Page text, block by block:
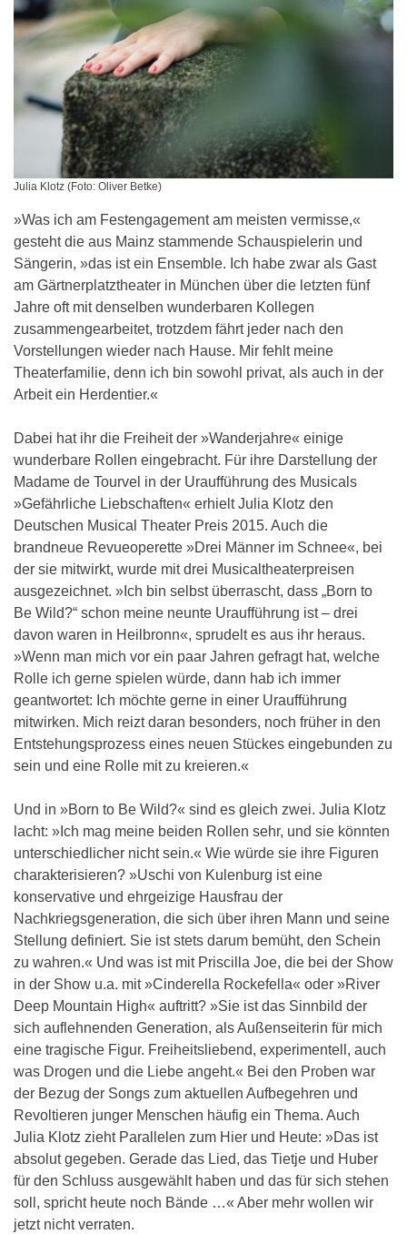
Julia Klotz (Foto: Oliver Betke)
»Was ich am Festengagement am meisten vermisse,«
gesteht die aus Mainz stammende Schauspielerin und
Sängerin, »das ist ein Ensemble. Ich habe zwar als Gast
am Gärtnerplatztheater in München über die letzten fünf
Jahre oft mit denselben wunderbaren Kollegen
zusammengearbeitet, trotzdem fährt jeder nach den
Vorstellungen wieder nach Hause. Mir fehlt meine
Theaterfamilie, denn ich bin sowohl privat, als auch in der
Arbeit ein Herdentier.«
Dabei hat ihr die Freiheit der »Wanderjahre« einige
wunderbare Rollen eingebracht. Für ihre Darstellung der
Madame de Tourvel in der Uraufführung des Musicals
»Gefährliche Liebschaften« erhielt Julia Klotz den
Deutschen Musical Theater Preis 2015. Auch die
brandneue Revueoperette »Drei Männer im Schnee«, bei
der sie mitwirkt, wurde mit drei Musicaltheaterpreisen
ausgezeichnet. »Ich bin selbst überrascht, dass „Born to
Be Wild?“ schon meine neunte Uraufführung ist – drei
davon waren in Heilbronn«, sprudelt es aus ihr heraus.
»Wenn man mich vor ein paar Jahren gefragt hat, welche
Rolle ich gerne spielen würde, dann hab ich immer
geantwortet: Ich möchte gerne in einer Uraufführung
mitwirken. Mich reizt daran besonders, noch früher in den
Entstehungsprozess eines neuen Stückes eingebunden zu
sein und eine Rolle mit zu kreieren.«
Und in »Born to Be Wild?« sind es gleich zwei. Julia Klotz
lacht: »Ich mag meine beiden Rollen sehr, und sie könnten
unterschiedlicher nicht sein.« Wie würde sie ihre Figuren
charakterisieren? »Uschi von Kulenburg ist eine
konservative und ehrgeizige Hausfrau der
Nachkriegsgeneration, die sich über ihren Mann und seine
Stellung definiert. Sie ist stets darum bemüht, den Schein
zu wahren.« Und was ist mit Priscilla Joe, die bei der Show
in der Show u.a. mit »Cinderella Rockefella« oder »River
Deep Mountain High« auftritt? »Sie ist das Sinnbild der
sich auflehnenden Generation, als Außenseiterin für mich
eine tragische Figur. Freiheitsliebend, experimentell, auch
was Drogen und die Liebe angeht.« Bei den Proben war
der Bezug der Songs zum aktuellen Aufbegehren und
Revoltieren junger Menschen häufig ein Thema. Auch
Julia Klotz zieht Parallelen zum Hier und Heute: »Das ist
absolut gegeben. Gerade das Lied, das Tietje und Huber
für den Schluss ausgewählt haben und das für sich stehen
soll, spricht heute noch Bände …« Aber mehr wollen wir
jetzt nicht verraten.